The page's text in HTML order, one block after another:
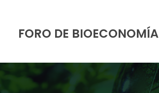
FORO DE BIOECONOMÍA